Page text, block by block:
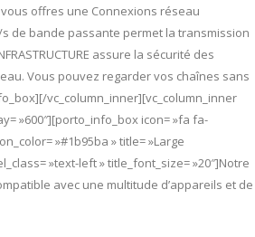
offres une Connexions réseau
de bande passante permet la transmission
assure la sécurité des
Vous pouvez regarder vos chaînes sans
vc_column_inner][vc_column_inner
»600″][porto_info_box icon= »fa fa-
»#1b95ba » title= »Large
»text-left » title_font_size= »20″]Notre
avec une multitude d’appareils et de